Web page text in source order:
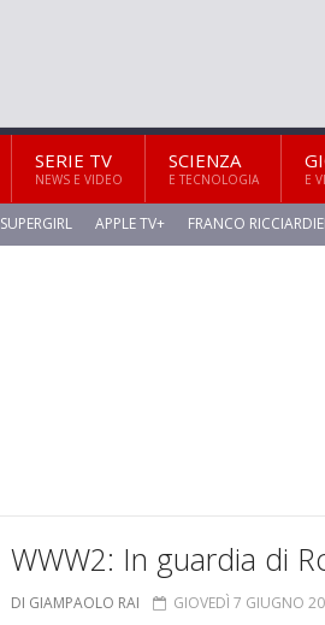
SERIE TV
NEWS E VIDEO
SCIENZA
E TECNOLOGIA E
SUPERGIRL APPLE TV+ FRANCO
WWW2: In guardia di
DI GIAMPAOLO RAI GIOVEDÌ 7 GIUGNO